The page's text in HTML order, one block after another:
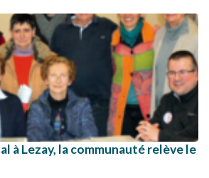
à Lezay, la communauté relève le